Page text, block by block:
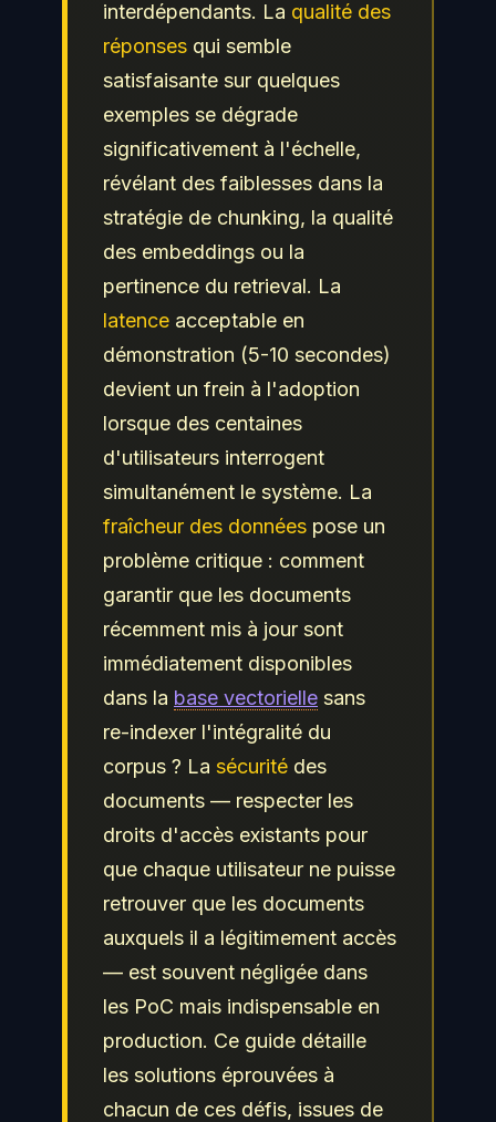
interdépendants. La qualité des
réponses qui semble
satisfaisante sur quelques
exemples se dégrade
significativement à l'échelle,
révélant des faiblesses dans la
stratégie de chunking, la qualité
des embeddings ou la
pertinence du retrieval. La
latence acceptable en
démonstration (5-10 secondes)
devient un frein à l'adoption
lorsque des centaines
d'utilisateurs interrogent
simultanément le système. La
fraîcheur des données pose un
problème critique : comment
garantir que les documents
récemment mis à jour sont
immédiatement disponibles
dans la base vectorielle sans
re-indexer l'intégralité du
corpus ? La sécurité des
documents — respecter les
droits d'accès existants pour
que chaque utilisateur ne puisse
retrouver que les documents
auxquels il a légitimement accès
— est souvent négligée dans
les PoC mais indispensable en
production. Ce guide détaille
les solutions éprouvées à
chacun de ces défis, issues de